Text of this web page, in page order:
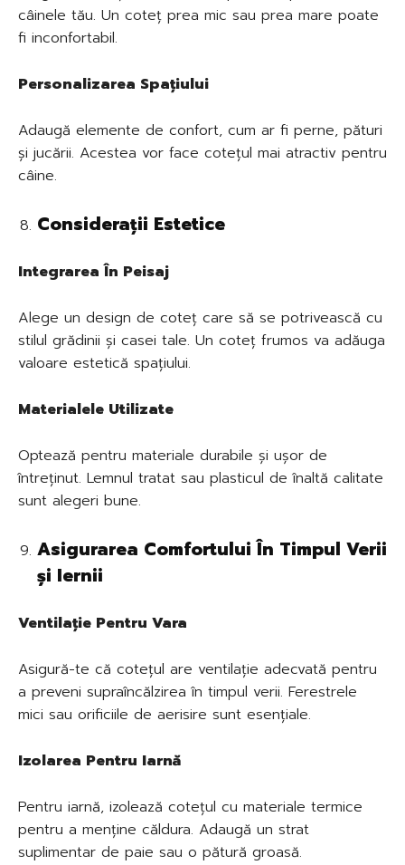
câinele tău. Un coteț prea mic sau prea mare poate
fi inconfortabil.
Personalizarea Spațiului
Adaugă elemente de confort, cum ar fi perne, pături
și jucării. Acestea vor face cotețul mai atractiv pentru
câine.
Considerații Estetice
Integrarea În Peisaj
Alege un design de coteț care să se potrivească cu
stilul grădinii și casei tale. Un coteț frumos va adăuga
valoare estetică spațiului.
Materialele Utilizate
Optează pentru materiale durabile și ușor de
întreținut. Lemnul tratat sau plasticul de înaltă calitate
sunt alegeri bune.
Asigurarea Comfortului În Timpul Verii
și Iernii
Ventilație Pentru Vara
Asigură-te că cotețul are ventilație adecvată pentru
a preveni supraîncălzirea în timpul verii. Ferestrele
mici sau orificiile de aerisire sunt esențiale.
Izolarea Pentru Iarnă
Pentru iarnă, izolează cotețul cu materiale termice
pentru a menține căldura. Adaugă un strat
suplimentar de paie sau o pătură groasă.